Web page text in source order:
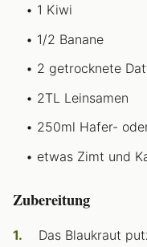
1 Kiwi
1/2 Banane
2 getrocknete
2TL Leinsamen
250ml Hafer-
etwas Zimt und
Zubereitung
Das Blaukraut